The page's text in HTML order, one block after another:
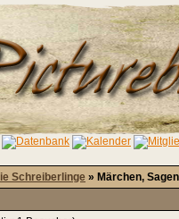
Schreiberlinge » Märchen,